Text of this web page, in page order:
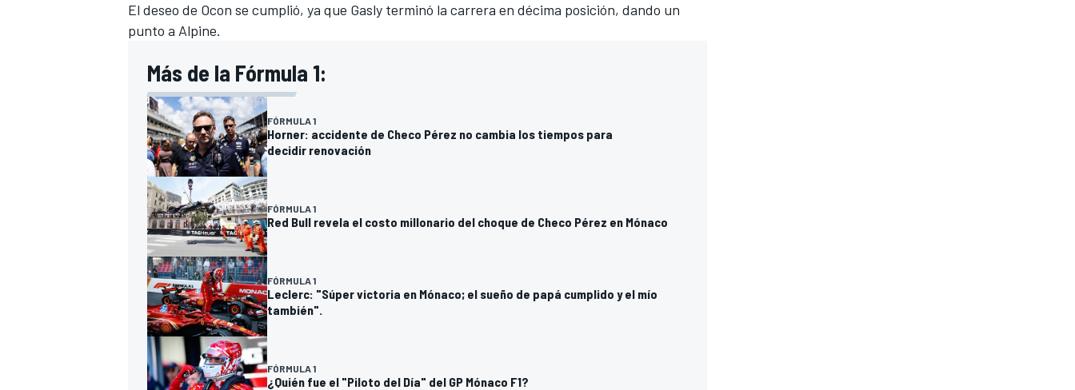
El deseo de Ocon se cumplió, ya que Gasly terminó la carrera en décima posición, dando un
punto a Alpine.
Más de la Fórmula 1:
FÓRMULA 1
Horner: accidente de Checo Pérez no cambia los tiempos para
decidir renovación
FÓRMULA 1
Red Bull revela el costo millonario del choque de Checo Pérez en Mónaco
FÓRMULA 1
Leclerc: "Súper victoria en Mónaco; el sueño de papá cumplido y el mío
también".
FÓRMULA 1
¿Quién fue el "Piloto del Día" del GP Mónaco F1?